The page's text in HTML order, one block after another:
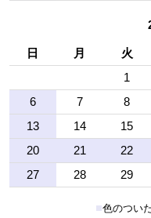
日 月 火
1
6
7 8
13
14 15
20
21 22
27
28 29
■色のつい